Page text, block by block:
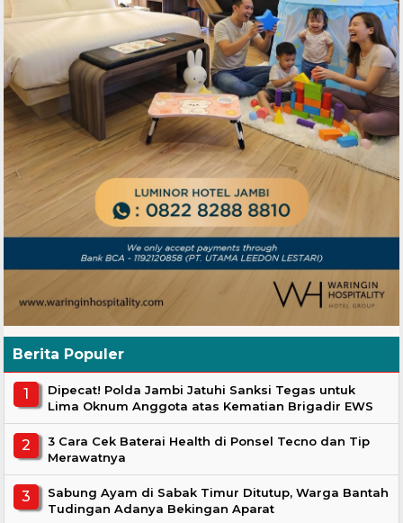
Berita Populer
Dipecat! Polda Jambi Jatuhi Sanksi Tegas untuk
Lima Oknum Anggota atas Kematian Brigadir EWS
3 Cara Cek Baterai Health di Ponsel Tecno dan Tip
Merawatnya
Sabung Ayam di Sabak Timur Ditutup, Warga Bantah
Tudingan Adanya Bekingan Aparat